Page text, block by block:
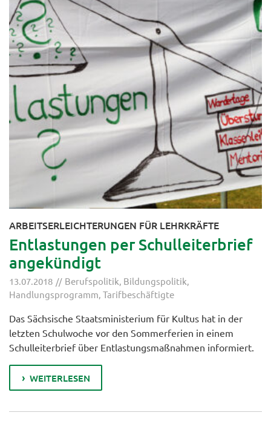
ARBEITSERLEICHTERUNGEN FÜR LEHRKRÄFTE
Entlastungen per Schulleiterbrief
angekündigt
13.07.2018 Berufspolitik, Bildungspolitik,
Handlungsprogramm, Tarifbeschäftigte
Das Sächsische Staatsministerium für Kultus hat in der
letzten Schulwoche vor den Sommerferien in einem
Schulleiterbrief über Entlastungsmaßnahmen informiert.
WEITERLESEN